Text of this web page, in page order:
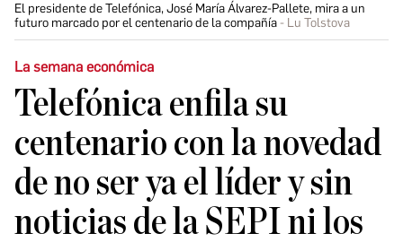
El presidente de Telefónica, José María Álvarez-Pallete, mira a un
futuro marcado por el centenario de la compañía
Lu Tolstova
La semana económica
Telefónica enfila su
centenario con la novedad
de no ser ya el líder y sin
noticias de la SEPI ni los